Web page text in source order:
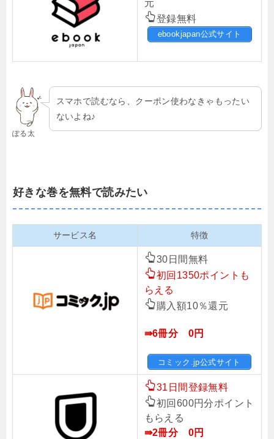
元
登録無料
ebookjapan公式サイト
ぽる太
スマホで読むなら、クーポン使わなきゃもったい
ないよね♪
好きな巻を無料で読みたい
サービス名 特徴
30日間無料
初回1350ポイントも
らえる
購入額10％還元
⇛6冊分 0円
コミック.jp公式サイト
31日間登録無料
初回600円分ポイント
もらえる
⇛2冊分 0円